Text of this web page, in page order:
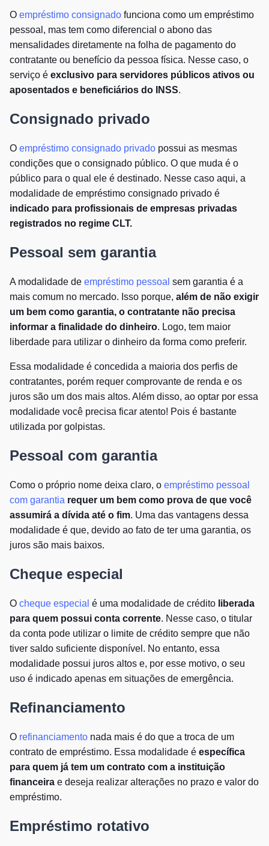
O empréstimo consignado funciona como um empréstimo
pessoal, mas tem como diferencial o abono das
mensalidades diretamente na folha de pagamento do
contratante ou benefício da pessoa física. Nesse caso, o
serviço é exclusivo para servidores públicos ativos ou
aposentados e beneficiários do INSS.
Consignado privado
O empréstimo consignado privado possui as mesmas
condições que o consignado público. O que muda é o
público para o qual ele é destinado. Nesse caso aqui, a
modalidade de empréstimo consignado privado é
indicado para profissionais de empresas privadas
registrados no regime CLT.
Pessoal sem garantia
A modalidade de empréstimo pessoal sem garantia é a
mais comum no mercado. Isso porque, além de não exigir
um bem como garantia, o contratante não precisa
informar a finalidade do dinheiro. Logo, tem maior
liberdade para utilizar o dinheiro da forma como preferir.
Essa modalidade é concedida a maioria dos perfis de
contratantes, porém requer comprovante de renda e os
juros são um dos mais altos. Além disso, ao optar por essa
modalidade você precisa ficar atento! Pois é bastante
utilizada por golpistas.
Pessoal com garantia
Como o próprio nome deixa claro, o empréstimo pessoal
com garantia requer um bem como prova de que você
assumirá a dívida até o fim. Uma das vantagens dessa
modalidade é que, devido ao fato de ter uma garantia, os
juros são mais baixos.
Cheque especial
O cheque especial é uma modalidade de crédito liberada
para quem possui conta corrente. Nesse caso, o titular
da conta pode utilizar o limite de crédito sempre que não
tiver saldo suficiente disponível. No entanto, essa
modalidade possui juros altos e, por esse motivo, o seu
uso é indicado apenas em situações de emergência.
Refinanciamento
O refinanciamento nada mais é do que a troca de um
contrato de empréstimo. Essa modalidade é específica
para quem já tem um contrato com a instituição
financeira e deseja realizar alterações no prazo e valor do
empréstimo.
Empréstimo rotativo